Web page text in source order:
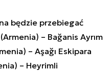
będzie przebiegać
– Bağanis Ayrım
– Aşağı Eskipara
– Heyrimli